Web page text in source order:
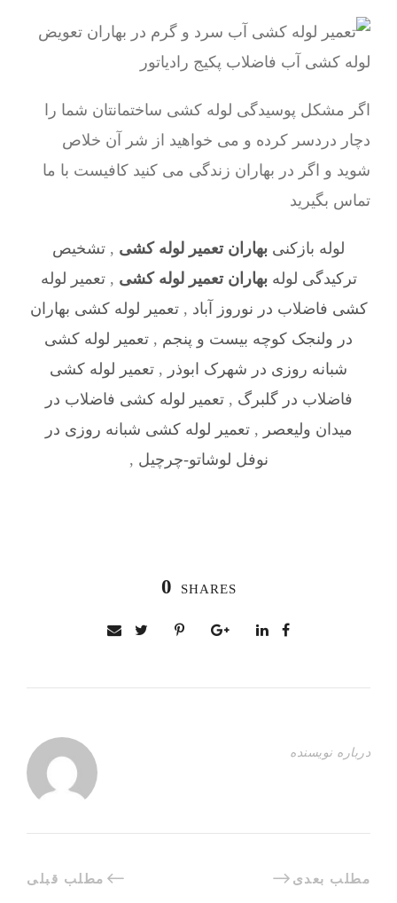
اگر مشکل پوسیدگی لوله کشی ساختمانتان شما را
دچار دردسر کرده و می خواهید از شر آن خلاص
شوید و اگر در بهاران زندگی می کنید کافیست با ما
تماس بگیرید
لوله بازکنی بهاران تعمیر لوله کشی , تشخیص
ترکیدگی لولهبهاران تعمیر لوله کشی ,تعمیر لوله
کشی فاضلاب در نوروز آباد ,تعمیر لوله کشی بهاران
در ولنجک کوچه بیست و پنجم , تعمیر لوله کشی
شبانه روزی در شهرک ابوذر , تعمیر لوله کشی
فاضلاب در گلبرگ ,تعمیر لوله کشی فاضلاب در
میدان ولیعصر ,تعمیر لوله کشی شبانه روزی در
نوفل لوشاتو-چرچیل ,
0 SHARES
درباره نویسنده
مطلب قبلی مطلب بعدی